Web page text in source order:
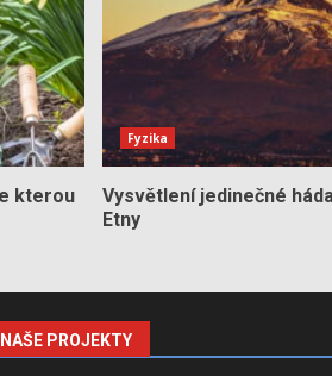
kterou
Fyzika
Vysvětlení jedinečné
Etny
NAŠE PROJEKTY